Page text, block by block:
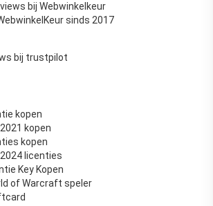
bij Webwinkelkeur
sinds 2017
bij trustpilot
kopen
kopen
kopen
licenties
Key Kopen
of Warcraft speler